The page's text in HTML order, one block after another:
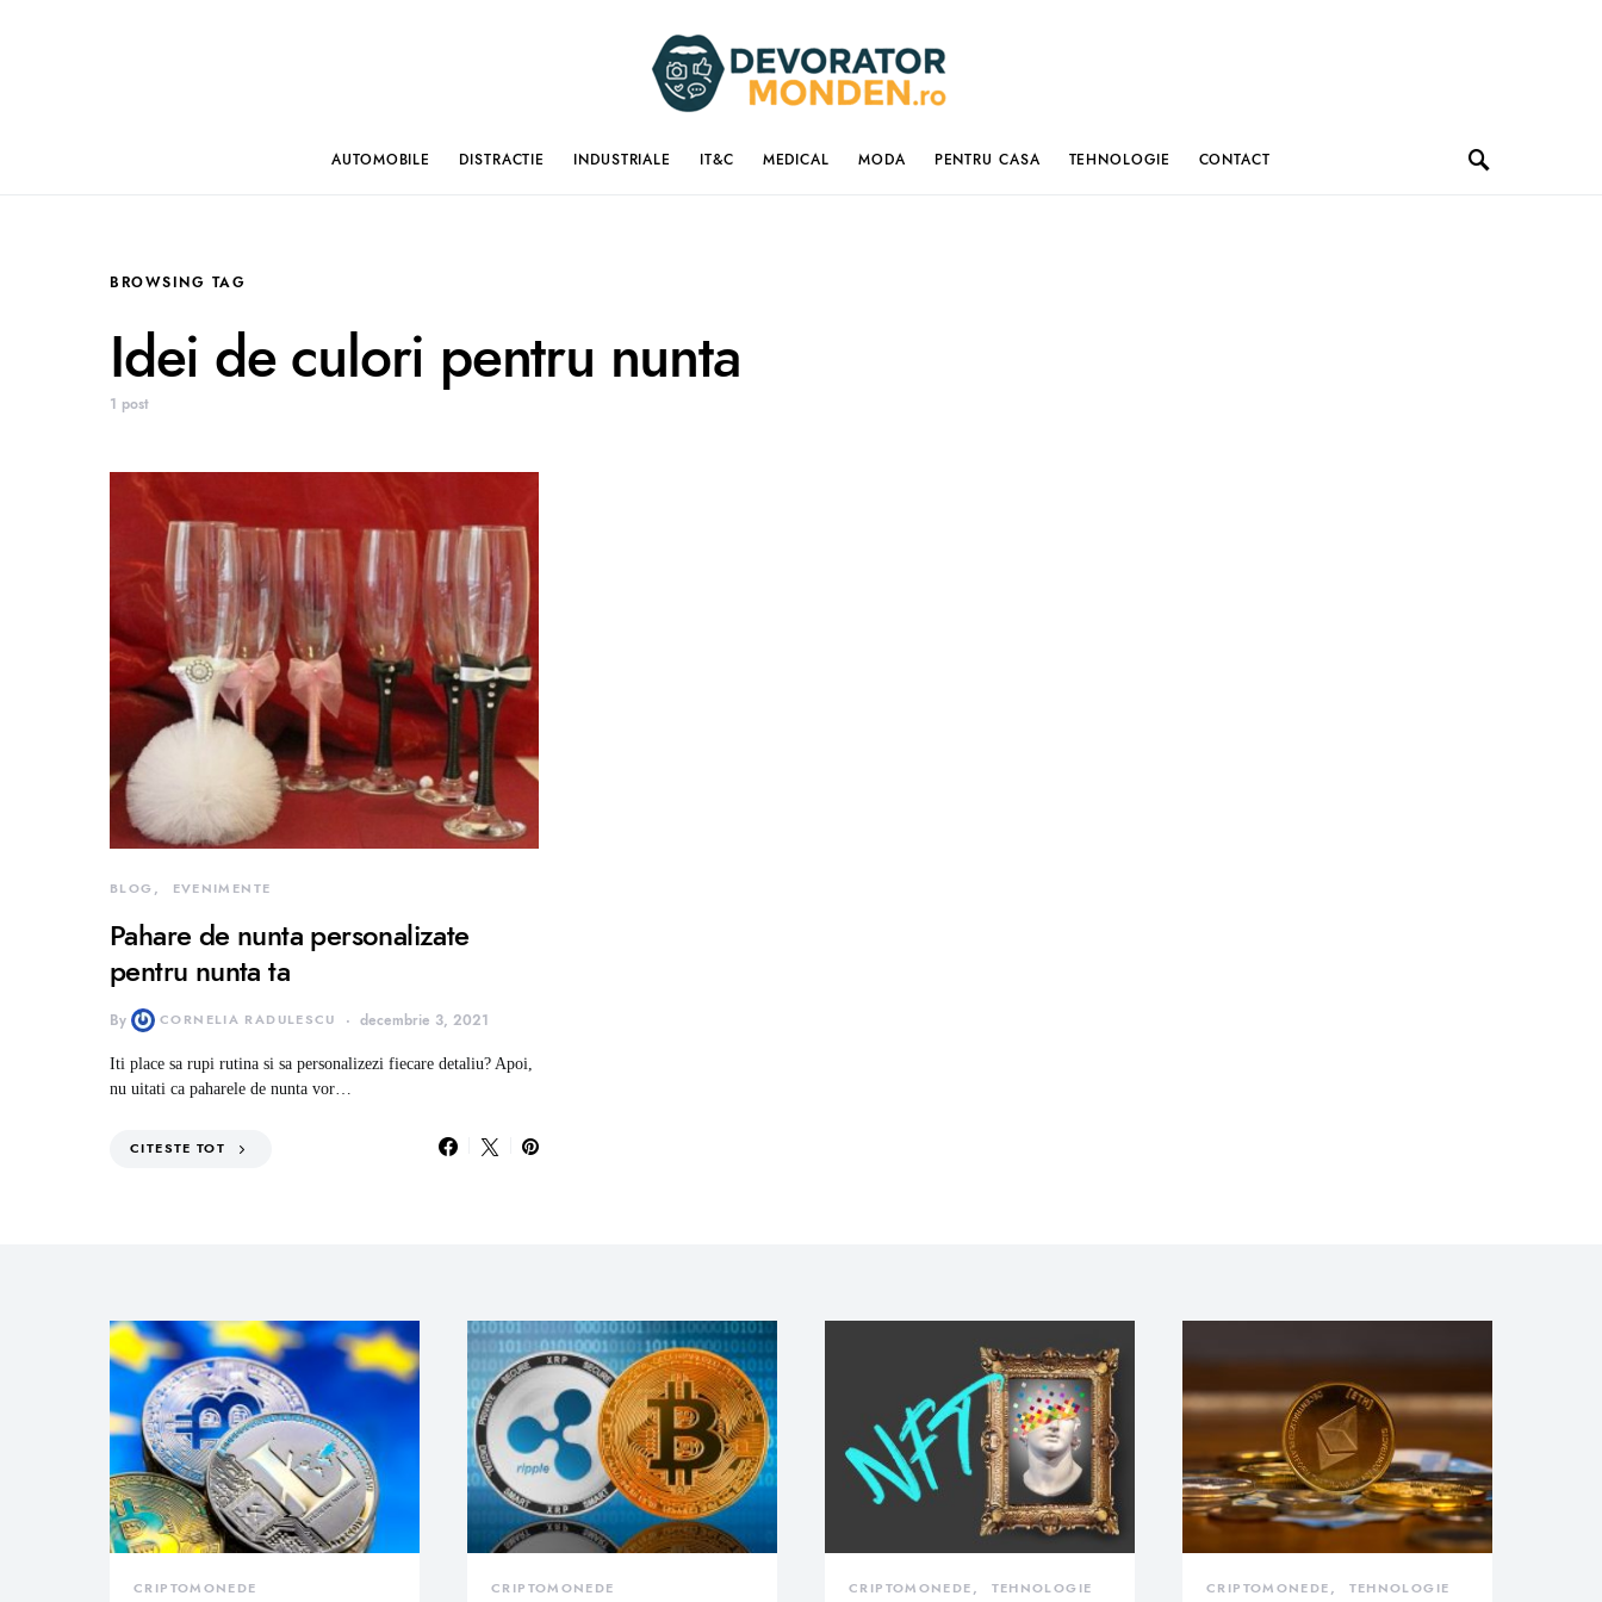
AUTOMOBILE DISTRACTIE INDUSTRIALE IT&C MEDICAL MODA PENTRU CASA TEHNOLOGIE CONTACT
BROWSING TAG
Idei de culori pentru nunta
1 post
BLOG EVENIMENTE
Pahare de nunta personalizate
pentru nunta ta
By CORNELIA RADULESCU decembrie 3, 2021
Iti place sa rupi rutina si sa personalizezi fiecare detaliu? Apoi,
nu uitati ca paharele de nunta vor…
CITESTE TOT
CRIPTOMONEDE CRIPTOMONEDE CRIPTOMONEDE TEHNOLOGIE CRIPTOMONEDE TEHNOLOGIE